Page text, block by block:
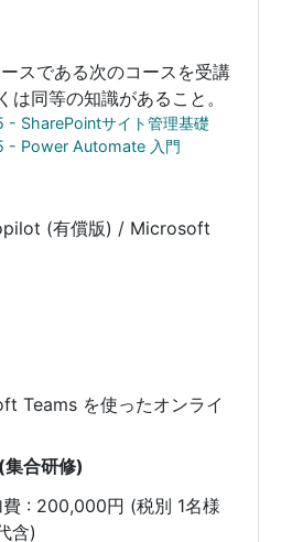
スである次のコースを受講
は同等の知識があること。
SharePointサイト管理基礎
- Power Automate 入門
(有償版) / Microsoft
Teams を使ったオンライ
合研修)
: 200,000円 (税別 1名様
含)